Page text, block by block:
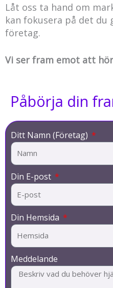
Låt oss ta hand om
kan fokusera på det
företag.
Vi ser fram emot att
Påbörja din
Ditt Namn (Företag)
Din E-post
Din Hemsida
Meddelande